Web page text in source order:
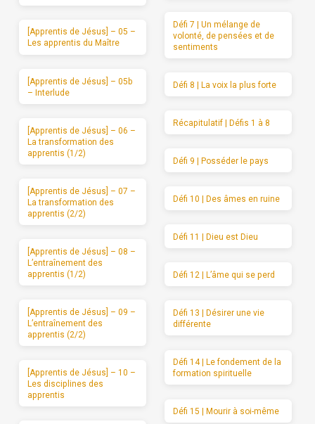
[Apprentis de Jésus] – 05 –
Les apprentis du Maître
[Apprentis de Jésus] – 05b
– Interlude
[Apprentis de Jésus] – 06 –
La transformation des
apprentis (1/2)
[Apprentis de Jésus] – 07 –
La transformation des
apprentis (2/2)
[Apprentis de Jésus] – 08 –
L’entraînement des
apprentis (1/2)
[Apprentis de Jésus] – 09 –
L’entraînement des
apprentis (2/2)
[Apprentis de Jésus] – 10 –
Les disciplines des
apprentis
Défi 7 | Un mélange de
volonté, de pensées et de
sentiments
Défi 8 | La voix la plus forte
Récapitulatif | Défis 1 à 8
Défi 9 | Posséder le pays
Défi 10 | Des âmes en ruine
Défi 11 | Dieu est Dieu
Défi 12 | L’âme qui se perd
Défi 13 | Désirer une vie
différente
Défi 14 | Le fondement de la
formation spirituelle
Défi 15 | Mourir à soi-même